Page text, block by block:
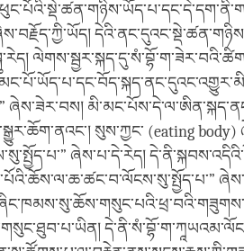
ཞེས་ཟེར་བས།
སུས་ཀྱང་ (eating body)
ཞེས་པ་དེ་རེད།